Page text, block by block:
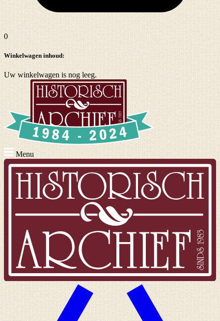
0
Winkelwagen inhoud:
Uw winkelwagen is nog leeg.
Menu